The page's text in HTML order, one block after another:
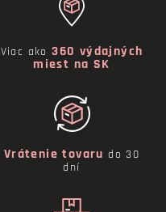
Viac ako360 výdajných
miest na SK
Vrátenie tovaru do 30
dní